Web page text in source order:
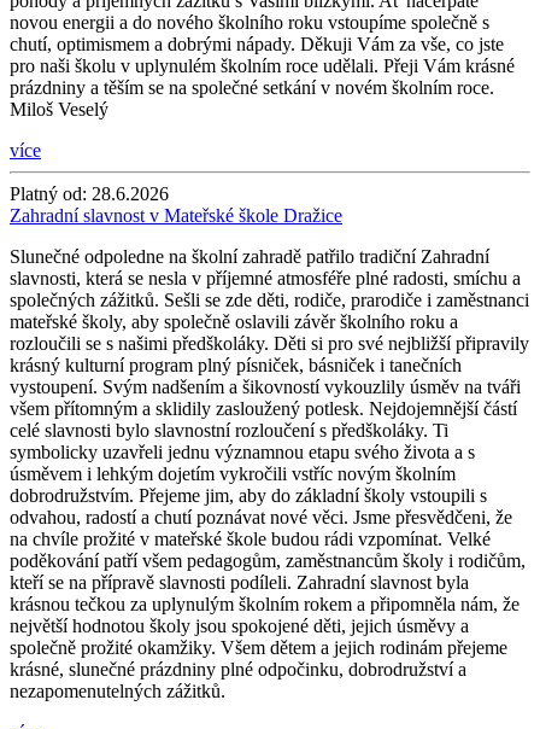
novou energii a do nového školního roku vstoupíme společně s
chutí, optimismem a dobrými nápady. Děkuji Vám za vše, co jste
pro naši školu v uplynulém školním roce udělali. Přeji Vám krásné
prázdniny a těším se na společné setkání v novém školním roce.
Miloš Veselý
více
Platný od: 28.6.2026
Zahradní slavnost v Mateřské škole Dražice
Slunečné odpoledne na školní zahradě patřilo tradiční Zahradní
slavnosti, která se nesla v příjemné atmosféře plné radosti, smíchu a
společných zážitků. Sešli se zde děti, rodiče, prarodiče i zaměstnanci
mateřské školy, aby společně oslavili závěr školního roku a
rozloučili se s našimi předškoláky. Děti si pro své nejbližší připravily
krásný kulturní program plný písniček, básniček i tanečních
vystoupení. Svým nadšením a šikovností vykouzlily úsměv na tváři
všem přítomným a sklidily zasloužený potlesk. Nejdojemnější částí
celé slavnosti bylo slavnostní rozloučení s předškoláky. Ti
symbolicky uzavřeli jednu významnou etapu svého života a s
úsměvem i lehkým dojetím vykročili vstříc novým školním
dobrodružstvím. Přejeme jim, aby do základní školy vstoupili s
odvahou, radostí a chutí poznávat nové věci. Jsme přesvědčeni, že
na chvíle prožité v mateřské škole budou rádi vzpomínat. Velké
poděkování patří všem pedagogům, zaměstnancům školy i rodičům,
kteří se na přípravě slavnosti podíleli. Zahradní slavnost byla
krásnou tečkou za uplynulým školním rokem a připomněla nám, že
největší hodnotou školy jsou spokojené děti, jejich úsměvy a
společně prožité okamžiky. Všem dětem a jejich rodinám přejeme
krásné, slunečné prázdniny plné odpočinku, dobrodružství a
nezapomenutelných zážitků.